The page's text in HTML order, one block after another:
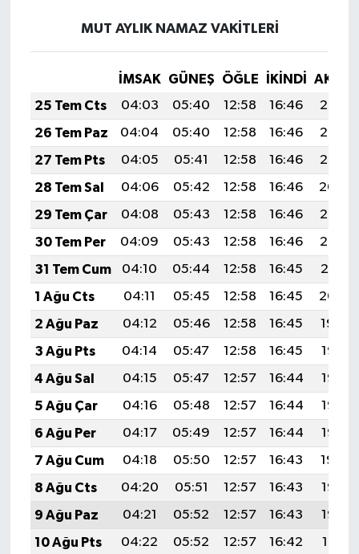
MUT AYLIK NAMAZ VAKITLERI
İMSAK GÜNEŞ ÖĞLE İKINDI
25 Tem Cts
04:03 05:40 12:58 16:46
20:06
26 Tem Paz
04:04 05:40 12:58 16:46
20:05
27 Tem Pts
04:05 05:41 12:58 16:46
20:05
28 Tem Sal
04:06 05:42 12:58 16:46
20:04
29 Tem Çar
04:08 05:43 12:58 16:46
20:03
30 Tem Per
04:09 05:43 12:58 16:46
20:02
31 Tem Cum
04:10 05:44 12:58 16:45
20:01
1 Ağu Cts
04:11 05:45 12:58 16:45
20:00
2 Ağu Paz
04:12 05:46 12:58 16:45
19:59
3 Ağu Pts
04:14 05:47 12:58 16:45
19:58
4 Ağu Sal
04:15 05:47 12:57 16:44
19:57
5 Ağu Çar
04:16 05:48 12:57 16:44
19:56
6 Ağu Per
04:17 05:49 12:57 16:44
19:55
7 Ağu Cum
04:18 05:50 12:57 16:43
19:54
8 Ağu Cts
04:20 05:51 12:57 16:43
19:53
9 Ağu Paz
04:21 05:52 12:57 16:43
19:52
10 Ağu Pts
04:22 05:52 12:57 16:42
19:51